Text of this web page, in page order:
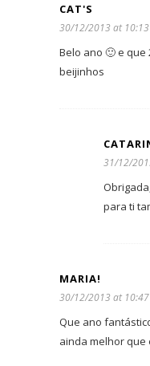
CAT'S
30/12/2013 at 10:13
Belo ano 🙂 e que
beijinhos
31/12/
para ti
MARIA!
30/12/2013 at 10:47
Que ano
ainda melhor que